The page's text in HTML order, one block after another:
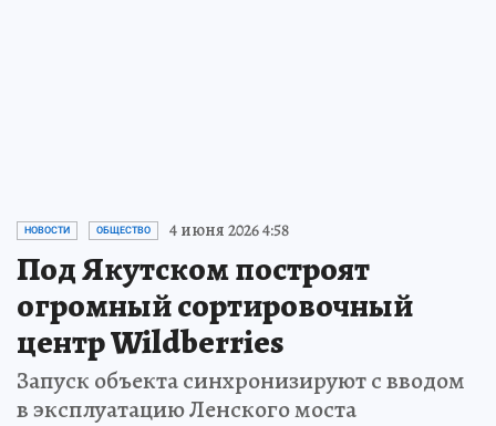
НОВОСТИ ОБЩЕСТВО 4 июня 2026 4:58
Под Якутском построят
огромный сортировочный
центр Wildberries
Запуск объекта синхронизируют с вводом
в эксплуатацию Ленского моста